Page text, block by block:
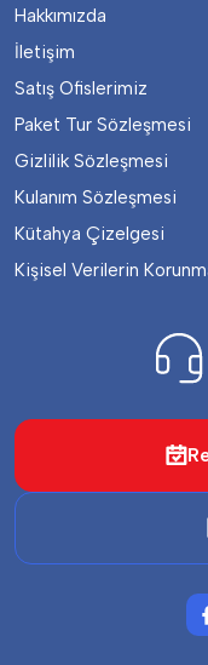
Hakkımızda
İletişim
Satış Ofislerimiz
Paket Tur Sözleşmesi
Gizlilik Sözleşmesi
Kulanım Sözleşmesi
Kütahya Çizelgesi
Kişisel Verilerin